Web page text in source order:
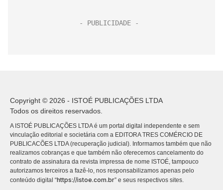
Copyright © 2026 - ISTOÉ PUBLICAÇÕES LTDA
Todos os direitos reservados.
A ISTOÉ PUBLICAÇÕES LTDA é um portal digital independente e sem
vinculação editorial e societária com a EDITORA TRES COMÉRCIO DE
PUBLICACÕES LTDA (recuperação judicial). Informamos também que não
realizamos cobranças e que também não oferecemos cancelamento do
contrato de assinatura da revista impressa de nome ISTOÉ, tampouco
autorizamos terceiros a fazê-lo, nos responsabilizamos apenas pelo
conteúdo digital “https://istoe.com.br” e seus respectivos sites.